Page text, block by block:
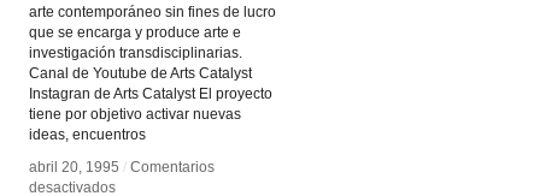
arte contemporáneo sin fines de lucro
que se encarga y produce arte e
investigación transdisciplinarias.
Canal de Youtube de Arts Catalyst
Instagran de Arts Catalyst El proyecto
tiene por objetivo activar nuevas
ideas, encuentros
abril 20, 1995 / Comentarios
desactivadosen
abril 20, 1995 / Comentarios
desactivadosen